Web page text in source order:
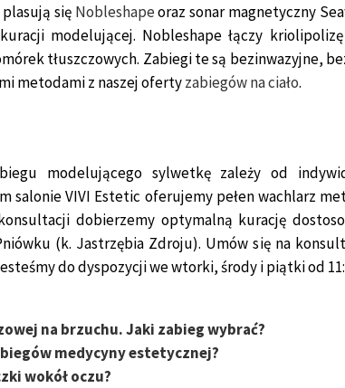
się Nobleshapeoraz sonar magnetyczny
modelującej. Nobleshape łączy
tłuszczowych. Zabiegi te są bezinwazyjne,
metodami z naszej ofertyzabiegów na ciało.
modelującego sylwetkę zależy od
salonie VIVI Estetic oferujemy pełen wachlarz
dobierzemy optymalną kurację
(k. Jastrzębia Zdroju). Umów się na
do dyspozycji we wtorki, środy i piątki od
na brzuchu. Jaki zabieg wybrać?
medycyny estetycznej?
wokół oczu?